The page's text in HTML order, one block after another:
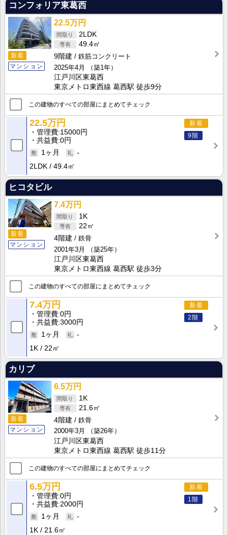
コンフォリア東葛西
新着
マンション
22.5万円
2LDK
49.4㎡
9階建
鉄筋コンクリート
2025年4月
（築1年）
江戸川区東葛西
東京メトロ東西線 葛西駅 徒歩9分
この建物のすべての部屋にまとめてチェック
新着
9階
22.5万円
管理費 15000円
共益費 0円
1ヶ月
-
2LDK
49.4㎡
ヒコタビル
新着
マンション
7.4万円
1K
22㎡
4階建
鉄骨
2001年3月
（築25年）
江戸川区東葛西
東京メトロ東西線 葛西駅 徒歩3分
この建物のすべての部屋にまとめてチェック
新着
2階
7.4万円
管理費 0円
共益費 3000円
1ヶ月
-
1K
22㎡
カリブ
新着
マンション
6.5万円
1K
21.6㎡
4階建
鉄骨
2000年3月
（築26年）
江戸川区東葛西
東京メトロ東西線 葛西駅 徒歩11分
この建物のすべての部屋にまとめてチェック
新着
1階
6.5万円
管理費 0円
共益費 2000円
1ヶ月
-
1K
21.6㎡